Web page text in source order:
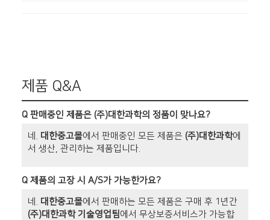
제품 Q&A
Q판매중인 제품은 (주)대한과학의 정품이 맞나요?
네. 대한중고몰에서 판매중인 모든 제품은 (주)대한과학에
서 생산, 관리하는 제품입니다.
Q제품의 고장 시 A/S가 가능한가요?
네. 대한중고몰에서 판매하는 모든 제품은 구매 후 1년간
(주)대한과학 기술영업팀에서 무상보증서비스가 가능합